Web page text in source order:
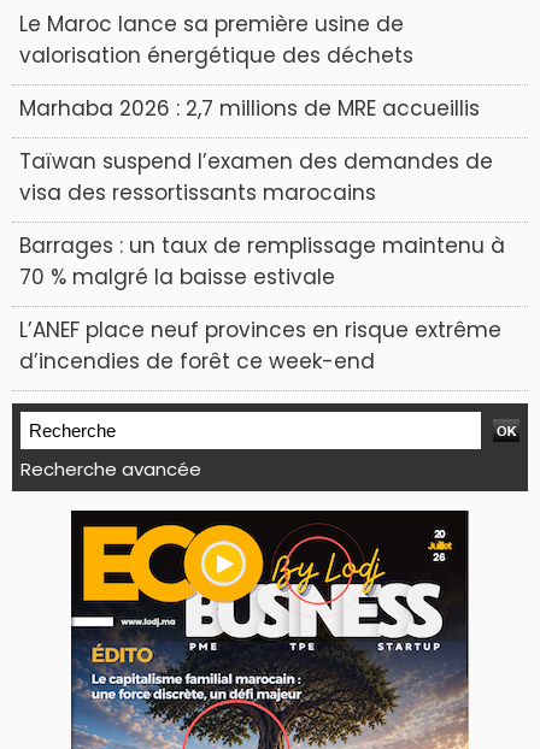
Le Maroc lance sa première usine de
valorisation énergétique des déchets
Marhaba 2026 : 2,7 millions de MRE accueillis
Taïwan suspend l’examen des demandes de
visa des ressortissants marocains
Barrages : un taux de remplissage maintenu à
70 % malgré la baisse estivale
L’ANEF place neuf provinces en risque extrême
d’incendies de forêt ce week-end
Recherche avancée